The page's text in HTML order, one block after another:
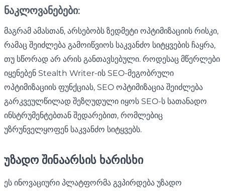
ნაკლოვანებები:
მაგრამ ამასთან, არსებობს ზედმეტი ოპტიმიზაციის რისკი,
რამაც შეიძლება გამოიწვიოს საკვანძო სიტყვების ჩაყრა,
თუ სწორად არ არის განთავსებული. როდესაც მწერლები
იყენებენ Stealth Writer-ის SEO-მეგობრული
ოპტიმიზაციის ფუნქციას, SEO ოპტიმიზაცია შეიძლება
გარკვეულწილად შეზღუდული იყოს SEO-ს სათანადო
ინსტრუმენტებთან შედარებით, რომლებიც
უზრუნველყოფენ საკვანძო სიტყვებს.
უზადო შინაარსის ხარისხი
ეს ინოვაციური პლატფორმა გვპირდება უზადო